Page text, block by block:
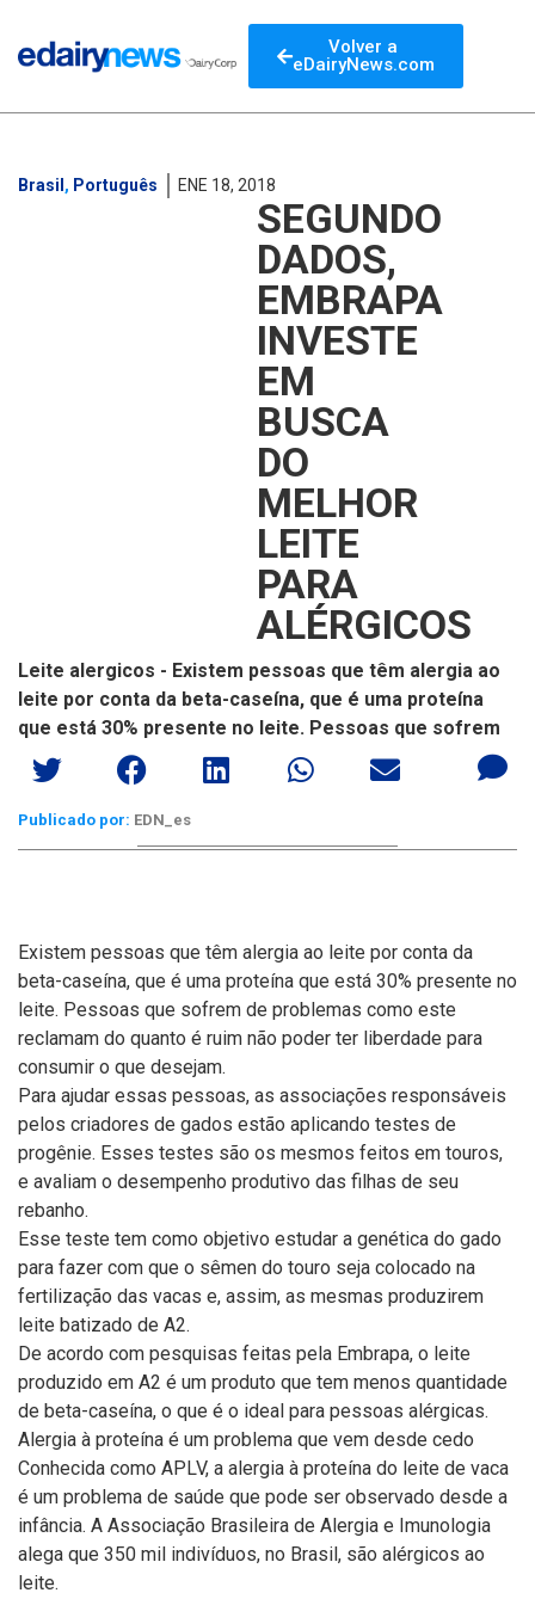
Volver a
eDairyNews.com
Brasil , Português ENE 18, 2018
SEGUNDO
DADOS,
EMBRAPA
INVESTE
EM
BUSCA
DO
MELHOR
LEITE
PARA
ALÉRGICOS
Leite alergicos - Existem pessoas que têm alergia ao
leite por conta da beta-caseína, que é uma proteína
que está 30% presente no leite. Pessoas que sofrem
Publicado por: EDN_es
Existem pessoas que têm alergia ao leite por conta da
beta-caseína, que é uma proteína que está 30% presente no
leite. Pessoas que sofrem de problemas como este
reclamam do quanto é ruim não poder ter liberdade para
consumir o que desejam.
Para ajudar essas pessoas, as associações responsáveis
pelos criadores de gados estão aplicando testes de
progênie. Esses testes são os mesmos feitos em touros,
e avaliam o desempenho produtivo das filhas de seu
rebanho.
Esse teste tem como objetivo estudar a genética do gado
para fazer com que o sêmen do touro seja colocado na
fertilização das vacas e, assim, as mesmas produzirem
leite batizado de A2.
De acordo com pesquisas feitas pela Embrapa, o leite
produzido em A2 é um produto que tem menos quantidade
de beta-caseína, o que é o ideal para pessoas alérgicas.
Alergia à proteína é um problema que vem desde cedo
Conhecida como APLV, a alergia à proteína do leite de vaca
é um problema de saúde que pode ser observado desde a
infância. A Associação Brasileira de Alergia e Imunologia
alega que 350 mil indivíduos, no Brasil, são alérgicos ao
leite.